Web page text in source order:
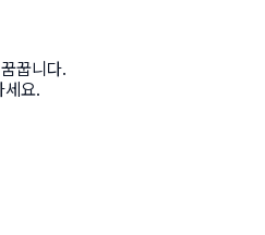
꿉니다.
세요.